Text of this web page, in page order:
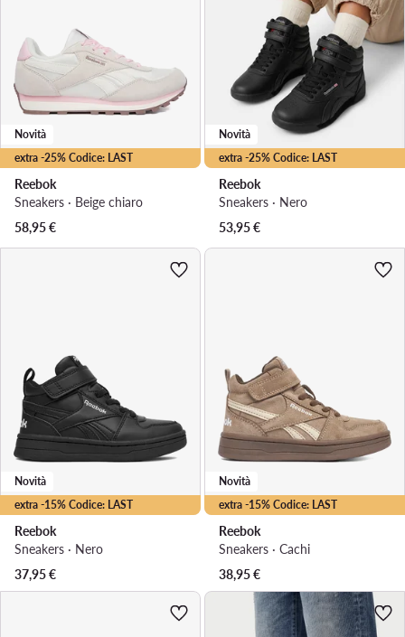
extra -25% Codice: LAST
Novità
Reebok
Sneakers · Beige chiaro
58,95€
extra -25% Codice: LAST
Novità
Reebok
Sneakers · Nero
53,95€
extra -15% Codice: LAST
Novità
Reebok
Sneakers · Nero
37,95€
extra -15% Codice: LAST
Novità
Reebok
Sneakers · Cachi
38,95€